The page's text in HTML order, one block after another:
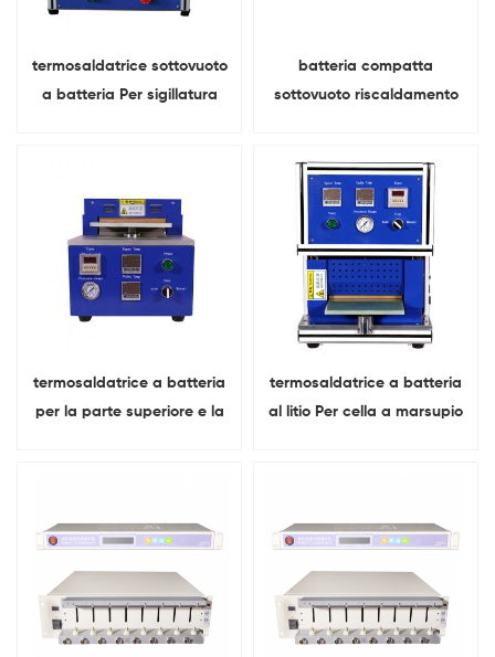
termosaldatrice sottovuoto
a batteria Per sigillatura
batteria compatta
sottovuoto riscaldamento
termosaldatrice a batteria
per la parte superiore e la
termosaldatrice a batteria
al litio Per cella a marsupio